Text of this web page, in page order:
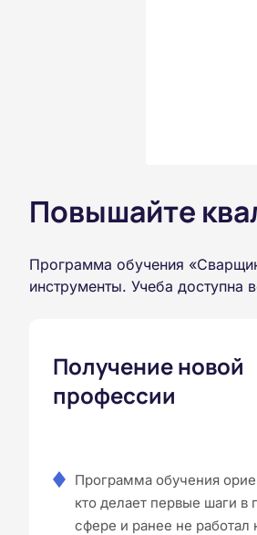
Повышайте
Программа обучения
инструменты. Учеба
Получение новой
профессии
Программа обучения
кто делает первые шаги в
сфере и ранее не работал